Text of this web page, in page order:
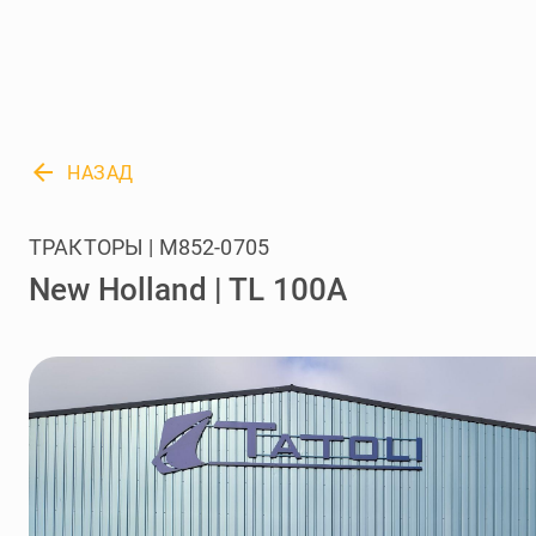
arrow_back НАЗАД
New Holland | TL 100A
ТРАКТОРЫ | M852-0705